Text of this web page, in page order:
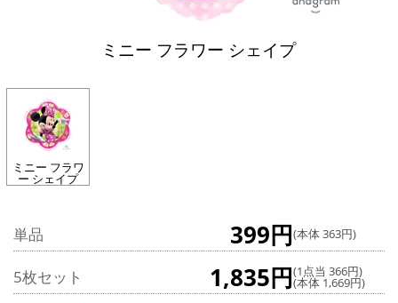
ミニー フラワー シェイプ
ミニー フラワ
ー シェイプ
単品 399円(本体 363円)
5枚セット 1,835円(1点当 366円)
(本体 1,669円)